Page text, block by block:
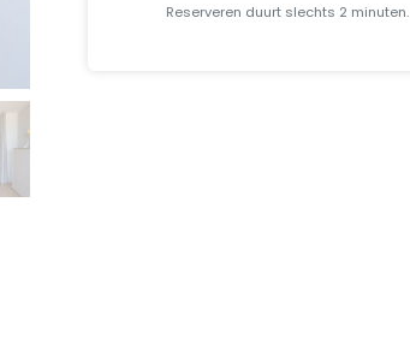
Reserveren duurt slechts 2 minuten.